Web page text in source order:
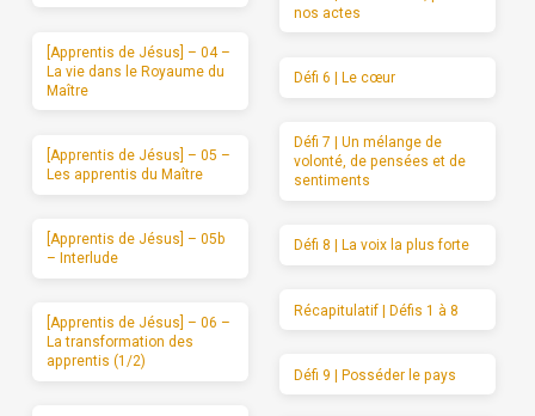
[Apprentis de Jésus] – 04 –
La vie dans le Royaume du
Maître
[Apprentis de Jésus] – 05 –
Les apprentis du Maître
[Apprentis de Jésus] – 05b
– Interlude
[Apprentis de Jésus] – 06 –
La transformation des
apprentis (1/2)
nos actes
Défi 6 | Le cœur
Défi 7 | Un mélange de
volonté, de pensées et de
sentiments
Défi 8 | La voix la plus forte
Récapitulatif | Défis 1 à 8
Défi 9 | Posséder le pays